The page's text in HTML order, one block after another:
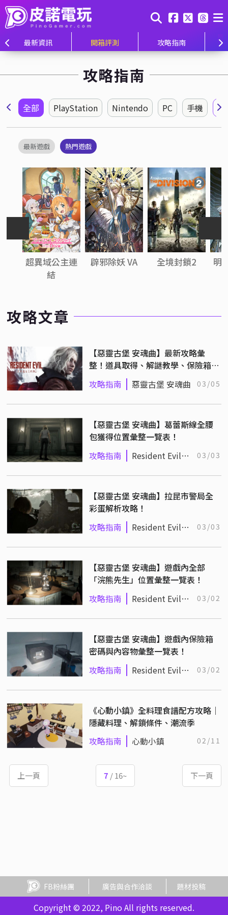
最新資訊 開箱評測 攻略指南
攻略指南
全部 PlayStation Nintendo PC 手機
最新遊戲 熱門遊戲
超異域公主連
結
辟邪除妖 VA 全境封鎖2 明
攻略文章
【惡靈古堡 安魂曲】最新攻略彙
整！道具取得、解謎教學、保險箱密
攻略指南 惡靈古堡 安魂曲 03/05
【惡靈古堡 安魂曲】葛蕾斯線全腰
包獲得位置彙整一覽表！
攻略指南
Resident Evil
03/03
【惡靈古堡 安魂曲】拉昆市警局全
彩蛋解析攻略！
攻略指南
Resident Evil
03/03
【惡靈古堡 安魂曲】遊戲內全部
「浣熊先生」位置彙整一覽表！
攻略指南
Resident Evil
03/02
【惡靈古堡 安魂曲】遊戲內保險箱
密碼與內容物彙整一覽表！
攻略指南
Resident Evil
03/02
《心動小鎮》全料理食譜配方攻略｜
隱藏料理、解鎖條件、潮流季
攻略指南 心動小鎮 02/11
上一頁 7 / 16~ 下一頁
FB粉絲團 廣告與合作洽談 題材投稿
Copyright © 2022, Pino All rights reserved.